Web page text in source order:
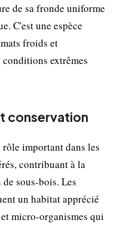
de sa fronde uniforme
C'est une espèce
froids et
extrêmes
conservation
important dans les
contribuant à la
sous-bois. Les
un habitat apprécié
micro-organismes qui